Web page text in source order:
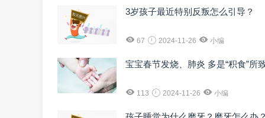
3岁孩子最近特别反叛怎么引导？
67 2024-11-26 小编
宝宝春节发烧、肺炎 多是“积食”所
113 2024-11-26 小编